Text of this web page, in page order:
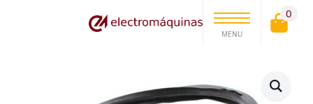
MENU
0